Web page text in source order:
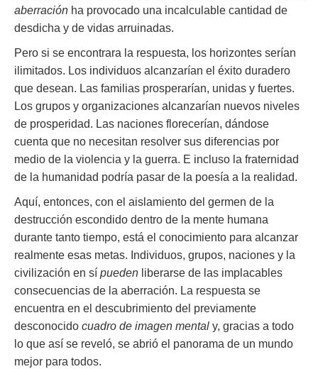
aberración ha provocado una incalculable cantidad de
desdicha y de vidas arruinadas.
Pero si se encontrara la respuesta, los horizontes serían
ilimitados. Los individuos alcanzarían el éxito duradero
que desean. Las familias prosperarían, unidas y fuertes.
Los grupos y organizaciones alcanzarían nuevos niveles
de prosperidad. Las naciones florecerían, dándose
cuenta que no necesitan resolver sus diferencias por
medio de la violencia y la guerra. E incluso la fraternidad
de la humanidad podría pasar de la poesía a la realidad.
Aquí, entonces, con el aislamiento del germen de la
destrucción escondido dentro de la mente humana
durante tanto tiempo, está el conocimiento para alcanzar
realmente esas metas. Individuos, grupos, naciones y la
civilización en sí pueden liberarse de las implacables
consecuencias de la aberración. La respuesta se
encuentra en el descubrimiento del previamente
desconocido cuadro de imagen mental y, gracias a todo
lo que así se reveló, se abrió el panorama de un mundo
mejor para todos.